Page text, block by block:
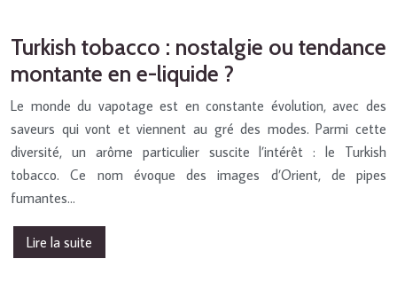
Turkish tobacco : nostalgie ou tendance
montante en e-liquide ?
Le monde du vapotage est en constante évolution, avec des
saveurs qui vont et viennent au gré des modes. Parmi cette
diversité, un arôme particulier suscite l’intérêt : le Turkish
tobacco. Ce nom évoque des images d’Orient, de pipes
fumantes…
Lire la suite